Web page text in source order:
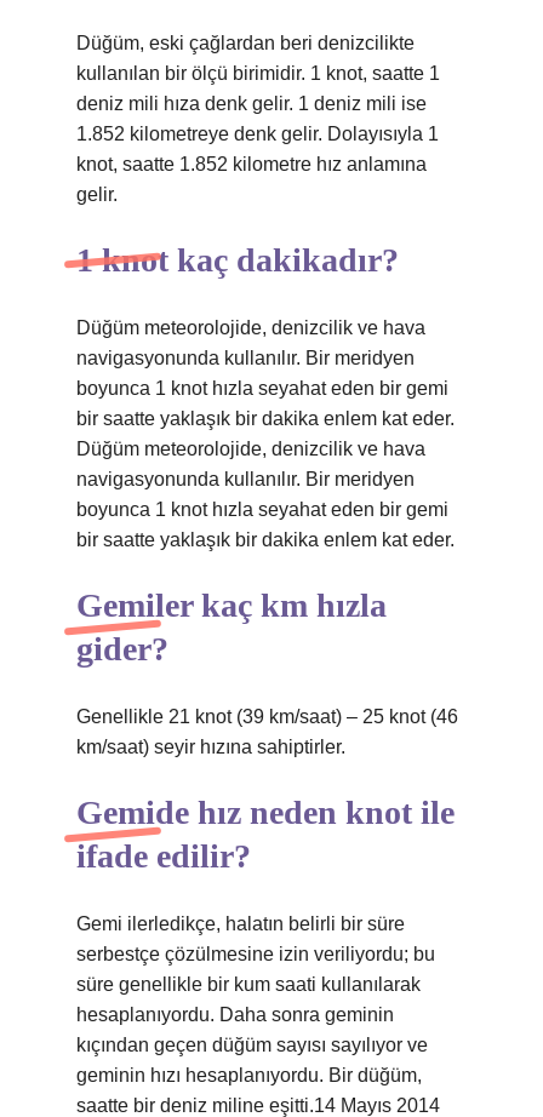
Düğüm, eski çağlardan beri denizcilikte
kullanılan bir ölçü birimidir. 1 knot, saatte 1
deniz mili hıza denk gelir. 1 deniz mili ise
1.852 kilometreye denk gelir. Dolayısıyla 1
knot, saatte 1.852 kilometre hız anlamına
gelir.
1 knot kaç dakikadır?
Düğüm meteorolojide, denizcilik ve hava
navigasyonunda kullanılır. Bir meridyen
boyunca 1 knot hızla seyahat eden bir gemi
bir saatte yaklaşık bir dakika enlem kat eder.
Düğüm meteorolojide, denizcilik ve hava
navigasyonunda kullanılır. Bir meridyen
boyunca 1 knot hızla seyahat eden bir gemi
bir saatte yaklaşık bir dakika enlem kat eder.
Gemiler kaç km hızla
gider?
Genellikle 21 knot (39 km/saat) – 25 knot (46
km/saat) seyir hızına sahiptirler.
Gemide hız neden knot ile
ifade edilir?
Gemi ilerledikçe, halatın belirli bir süre
serbestçe çözülmesine izin veriliyordu; bu
süre genellikle bir kum saati kullanılarak
hesaplanıyordu. Daha sonra geminin
kıçından geçen düğüm sayısı sayılıyor ve
geminin hızı hesaplanıyordu. Bir düğüm,
saatte bir deniz miline eşitti.14 Mayıs 2014